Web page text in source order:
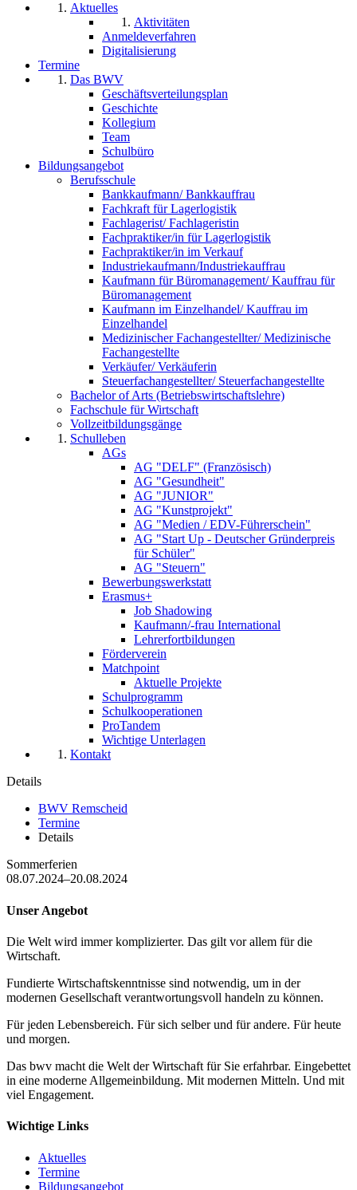
Aktuelles
Aktivitäten
Anmeldeverfahren
Digitalisierung
Termine
Das BWV
Geschäftsverteilungsplan
Geschichte
Kollegium
Team
Schulbüro
Bildungsangebot
Berufsschule
Bankkaufmann/ Bankkauffrau
Fachkraft für Lagerlogistik
Fachlagerist/ Fachlageristin
Fachpraktiker/in für Lagerlogistik
Fachpraktiker/in im Verkauf
Industriekaufmann/Industriekauffrau
Kaufmann für Büromanagement/ Kauffrau für
Büromanagement
Kaufmann im Einzelhandel/ Kauffrau im
Einzelhandel
Medizinischer Fachangestellter/ Medizinische
Fachangestellte
Verkäufer/ Verkäuferin
Steuerfachangestellter/ Steuerfachangestellte
Bachelor of Arts (Betriebswirtschaftslehre)
Fachschule für Wirtschaft
Vollzeitbildungsgänge
Schulleben
AGs
AG "DELF" (Französisch)
AG "Gesundheit"
AG "JUNIOR"
AG "Kunstprojekt"
AG "Medien / EDV-Führerschein"
AG "Start Up - Deutscher Gründerpreis
für Schüler"
AG "Steuern"
Bewerbungswerkstatt
Erasmus+
Job Shadowing
Kaufmann/-frau International
Lehrerfortbildungen
Förderverein
Matchpoint
Aktuelle Projekte
Schulprogramm
Schulkooperationen
ProTandem
Wichtige Unterlagen
Kontakt
Details
BWV Remscheid
Termine
Details
Sommerferien
08.07.2024–20.08.2024
Unser Angebot
Die Welt wird immer komplizierter. Das gilt vor allem für die
Wirtschaft.
Fundierte Wirtschaftskenntnisse sind notwendig, um in der
modernen Gesellschaft verantwortungsvoll handeln zu können.
Für jeden Lebensbereich. Für sich selber und für andere. Für heute
und morgen.
Das bwv macht die Welt der Wirtschaft für Sie erfahrbar. Eingebettet
in eine moderne Allgemeinbildung. Mit modernen Mitteln. Und mit
viel Engagement.
Wichtige Links
Aktuelles
Termine
Bildungsangebot